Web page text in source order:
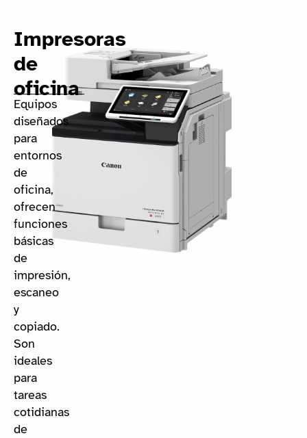
Impresoras
de
oficina​
Equipos
diseñados
para
entornos
de
oficina,
ofrecen
funciones
básicas
de
impresión,
escaneo
y
copiado.
Son
ideales
para
tareas
cotidianas
de